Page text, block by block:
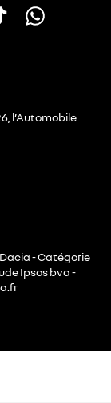
l’Automobile
- Catégorie
Ipsos bva -